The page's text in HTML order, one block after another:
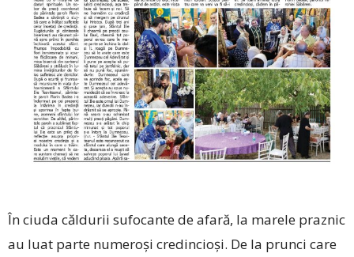
În ciuda căldurii sufocante de afară, la marele praznic
au luat parte numeroși credincioși. De la prunci care